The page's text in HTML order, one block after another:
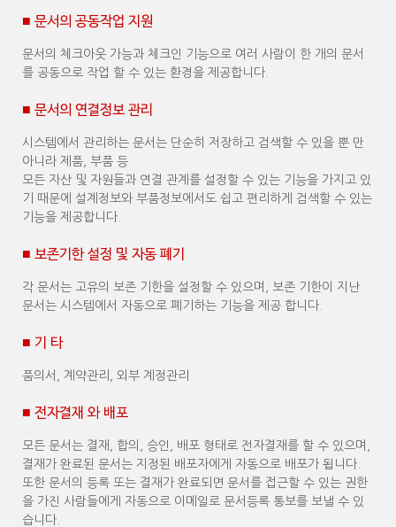
■ 문서의 공동작업 지원
문서의 체크아웃 가능과 체크인 기능으로 여러 사람이 한 개의 문서
를 공동으로 작업 할 수 있는 환경을 제공합니다.
■ 문서의 연결정보 관리
시스템에서 관리하는 문서는 단순히 저장하고 검색할 수 있을 뿐 만
아니라 제품, 부품 등
모든 자산 및 자원들과 연결 관계를 설정할 수 있는 기능을 가지고 있
기 때문에 설계정보와 부품정보에서도 쉽고 편리하게 검색할 수 있는
기능을 제공합니다.
■ 보존기한 설정 및 자동 폐기
각 문서는 고유의 보존 기한을 설정할 수 있으며, 보존 기한이 지난
문서는 시스템에서 자동으로 폐기하는 기능을 제공 합니다.
■ 기 타
품의서, 계약관리, 외부 계정관리
■ 전자결재 와 배포
모든 문서는 결재, 합의, 승인, 배포 형태로 전자결재를 할 수 있으며,
결재가 완료된 문서는 지정된 배포자에게 자동으로 배포가 됩니다.
또한 문서의 등록 또는 결재가 완료되면 문서를 접근할 수 있는 권한
을 가진 사람들에게 자동으로 이메일로 문서등록 통보를 보낼 수 있
습니다.